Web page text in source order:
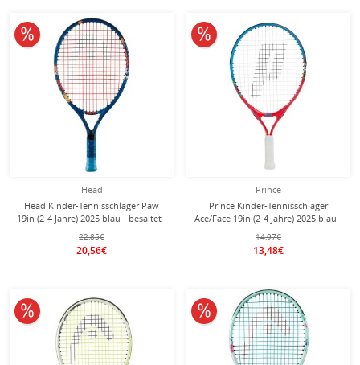
Head
Head Kinder-Tennisschläger Paw
19in (2-4 Jahre) 2025 blau - besaitet -
22,85€
20,56€
10% reduziert
Prince
Prince Kinder-Tennisschläger
Ace/Face 19in (2-4 Jahre) 2025 blau -
besaitet -
14,97€
13,48€
10% reduziert
10% reduziert 10% reduziert